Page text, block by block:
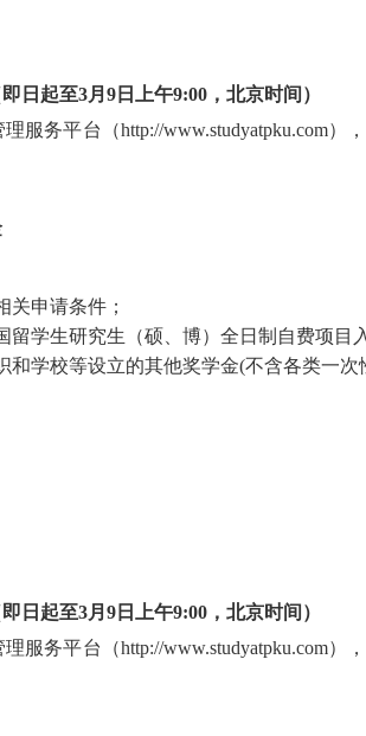
日起至3月9 日 上午9:00 ，北京时间）
服务平台（http://www.studyatpku.com）
关申请条件；
留学生研究生（硕、博）全日制自费项目
学校等设立的其他奖学金(不含各类一次
日起至3月9 日 上午9:00 ，北京时间）
服务平台（http://www.studyatpku.com）